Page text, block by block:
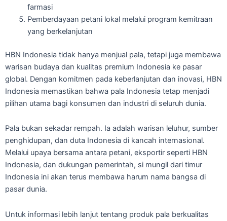
farmasi
Pemberdayaan petani lokal melalui program kemitraan
yang berkelanjutan
HBN Indonesia tidak hanya menjual pala, tetapi juga membawa
warisan budaya dan kualitas premium Indonesia ke pasar
global. Dengan komitmen pada keberlanjutan dan inovasi, HBN
Indonesia memastikan bahwa pala Indonesia tetap menjadi
pilihan utama bagi konsumen dan industri di seluruh dunia.
Pala bukan sekadar rempah. Ia adalah warisan leluhur, sumber
penghidupan, dan duta Indonesia di kancah internasional.
Melalui upaya bersama antara petani, eksportir seperti HBN
Indonesia, dan dukungan pemerintah, si mungil dari timur
Indonesia ini akan terus membawa harum nama bangsa di
pasar dunia.
Untuk informasi lebih lanjut tentang produk pala berkualitas